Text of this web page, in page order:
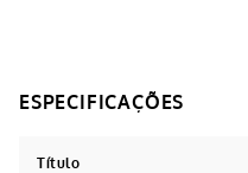
Título